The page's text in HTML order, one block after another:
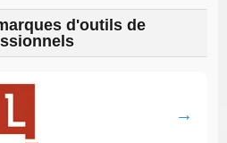
d'outils de